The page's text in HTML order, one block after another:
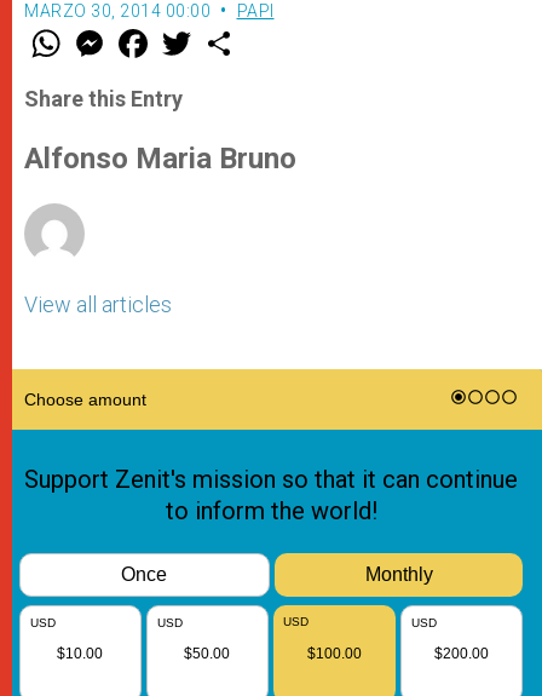
MARZO 30, 2014 00:00 PAPI
W
t
s
p
p
M
e
s
e
g
e
F
a
e
b
o
k
w
r
Share this Entry
Alfonso Maria Bruno
View all articles